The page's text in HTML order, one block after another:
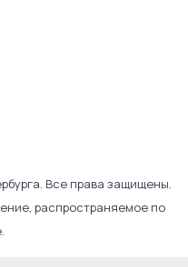
Все права защищены.
распространяемое по
.